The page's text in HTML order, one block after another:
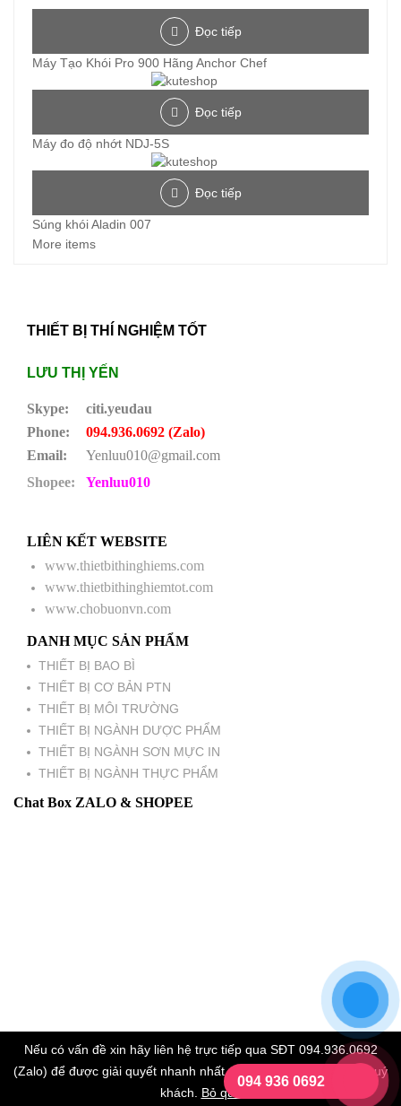
Đọc tiếp
Máy Tạo Khói Pro 900 Hãng Anchor Chef
Đọc tiếp
Máy đo độ nhớt NDJ-5S
Đọc tiếp
Súng khói Aladin 007
More items
THIẾT BỊ THÍ NGHIỆM TỐT
LƯU THỊ YẾN
Skype:
citi.yeudau
Phone:
094.936.0692 (Zalo)
Email:
Yenluu010@gmail.com
Shopee:
Yenluu010
LIÊN KẾT WEBSITE
www.thietbithinghiems.com
www.thietbithinghiemtot.com
www.chobuonvn.com
DANH MỤC SẢN PHẨM
THIẾT BỊ BAO BÌ
THIẾT BỊ CƠ BẢN PTN
THIẾT BỊ MÔI TRƯỜNG
THIẾT BỊ NGÀNH DƯỢC PHẨM
THIẾT BỊ NGÀNH SƠN MỰC IN
THIẾT BỊ NGÀNH THỰC PHẨM
Chat Box ZALO & SHOPEE
Nếu có vấn đề xin hãy liên hệ trực tiếp qua SĐT 094.936.0692
(Zalo) để được giải quyết nhanh nhất. Xin chân thành cảm ơn quý
khách. Bỏ qua
094 936 0692